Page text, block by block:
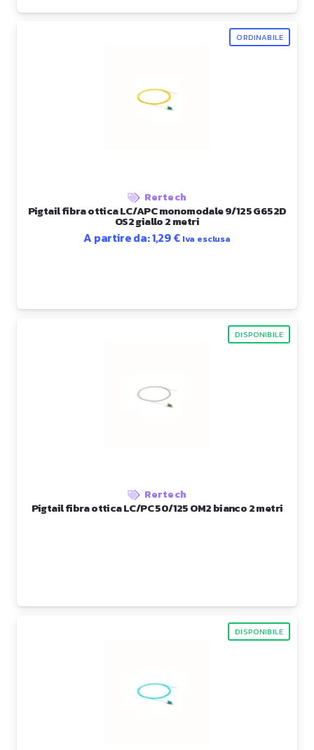
ORDINABILE
Rertech
Pigtail fibra ottica LC/APC monomodale 9/125 G652D
OS2 giallo 2 metri
A partire da:1,29€ Iva esclusa
DISPONIBILE
Rertech
Pigtail fibra ottica LC/PC 50/125 OM2 bianco 2 metri
DISPONIBILE